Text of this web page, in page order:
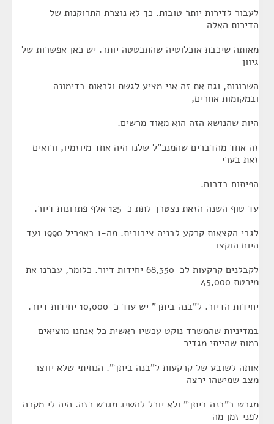
לעבור לדירות יותר טובות. כך לא נוצרת התרוקנות של
הדירות האלה
מאותה שיכבת אוכלוטיה שהתבטטה יותר. יש כאן אפשרות של
גיוון
השכונות, וגם את זה אני מציע לגשת ולראות בדימונה
ובמקומות אחרים,
היות שהנושא הזה הוא מאוד מרשים.
זה אחד מהדברים שהמנכ"ל שלנו היה אחד מיוזמיו, ורואים
זאת בערי
הפיתוח בדרום.
עד טוף השנה הזאת נצטרך לתת כ-125 אלף פתרונות דיור.
לגבי הקצאות קרקע לבניה ציבורית. מה-1 באפריל 1990 ועד
היום הוקצו
לקבלנים קרקעות לכ-68,350 יחידות דיור. כלומר, עברנו את
מיכטת 45,000
יחידות הדיור. ל"בנה ביתך" יש עוד כ-10,000 יחידות דיור.
במדיניות שהמשרד נוקט עכשיו ראשית כל אנחנו מוציאים
כמות שהייתי מגדיר
אותה לשובע של קרקעות ל"בנה ביתך". הנחיתי שלא יווצר
מצב שמישהו ירצה
מגרש ב"בנה ביתך" ולא יוכל להשיג מגרש כזה. היה לי מקרה
לפני זמן מה